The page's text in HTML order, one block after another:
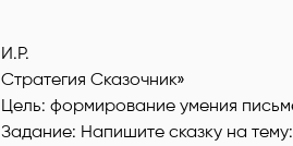
И.Р.
Стратегия Сказочник»
Цель: формирование умения
Задание: Напишите сказку на